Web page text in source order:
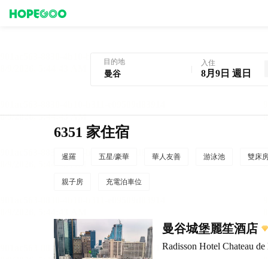
目的地 入住
8月9日 週日
6351 家住宿
暹羅 五星/豪華 華人友善 游泳池 雙床
親子房 充電泊車位
曼谷城堡麗笙酒店
Radisson Hotel Chateau